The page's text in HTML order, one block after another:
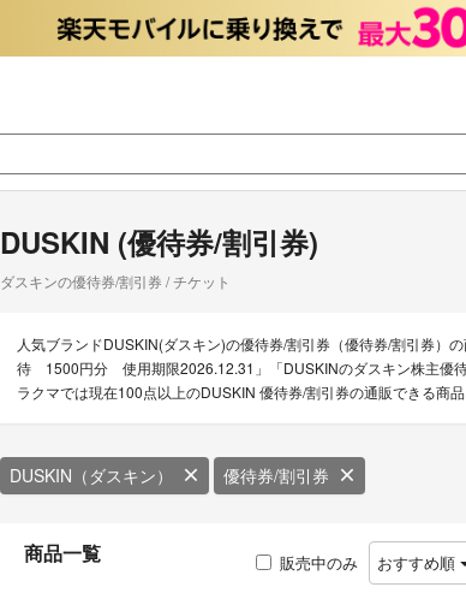
DUSKIN (優待券/割引券)
ダスキンの優待券/割引券 / チケット
人気ブランドDUSKIN(ダスキン)の優待券/割引券（優待券/割引券）
待 1500円分 使用期限2026.12.31」「DUSKINのダスキン株主優
ラクマでは現在100点以上のDUSKIN 優待券/割引券の通販できる商品
DUSKIN（ダスキン） 優待券/割引券
商品一覧 販売中のみ おすすめ順